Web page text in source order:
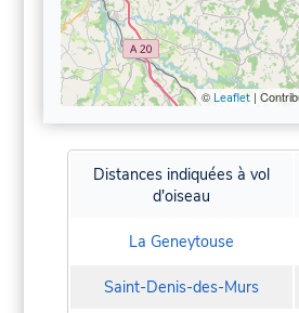
© Leaflet|
Distances indiquées à vol
d'oiseau
La Geneytouse
Saint-Denis-des-Murs